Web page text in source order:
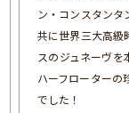
ン・コンスタンタ
共に世界三大高級
スのジュネーヴを
ハーフローターの
でした！